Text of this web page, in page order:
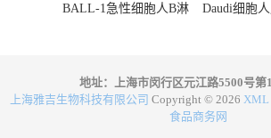
BALL-1急性细胞人B淋
Daudi细胞
地址：上海市闵行区元江路5500号第
上海雅吉生物科技有限公司 Copyright © 2026 XML
食品商务网